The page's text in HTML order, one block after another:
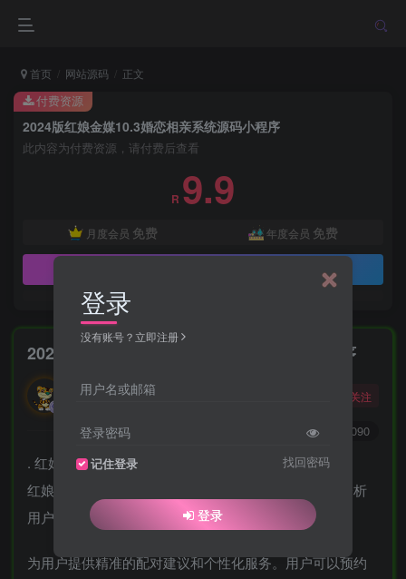
首页 网站源码 正文
2024版红娘金媒10.3婚恋相亲系统源码小程序
此内容为付费资源，请付费后查看
R 9.9
月度会员 免费 年度会员 免费
付费资源
2024版红娘金媒10.3婚恋相亲系统源码小程序
勇敢的大野狼 关注
6450 2090
. 红娘服务
红娘服务模块是该系统的一大特色。专业红娘会通过分析
用户的个人资料和偏好，
为用户提供精准的配对建议和个性化服务。用户可以预约
登录
没有账号？立即注册
用户名或邮箱
登录密码
记住登录 找回密码
登录